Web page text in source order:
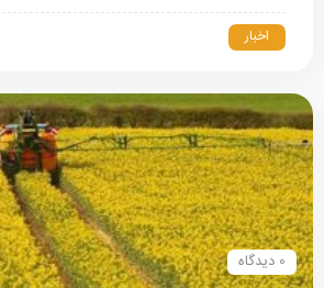
اخبار
0 دیدگاه